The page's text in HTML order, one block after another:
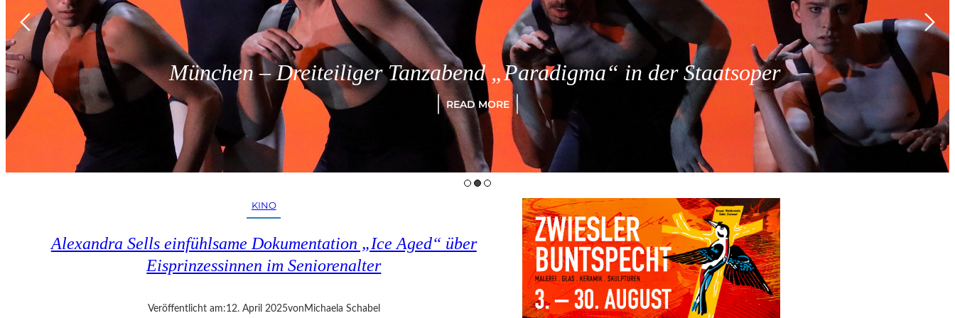
München – Dreiteiliger Tanzabend „Paradigma“ in der Staatsoper
READ MORE
KINO
Alexandra Sells einfühlsame Dokumentation „Ice Aged“ über
Eisprinzessinnen im Seniorenalter
Veröffentlicht am:12. April 2025von Michaela Schabel